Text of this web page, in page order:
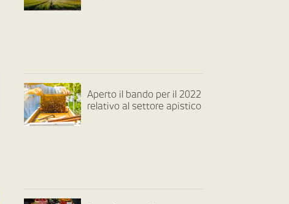
Aperto il bando per il 2022
relativo al settore apistico